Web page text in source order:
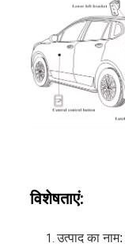
विशेषताएं:
उत्पाद का